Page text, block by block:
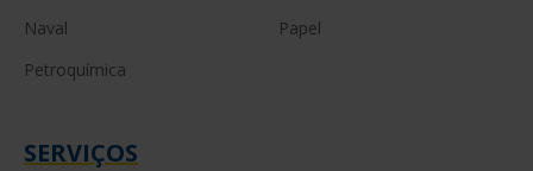
Naval
Papel
Petroquímica
SERVIÇOS